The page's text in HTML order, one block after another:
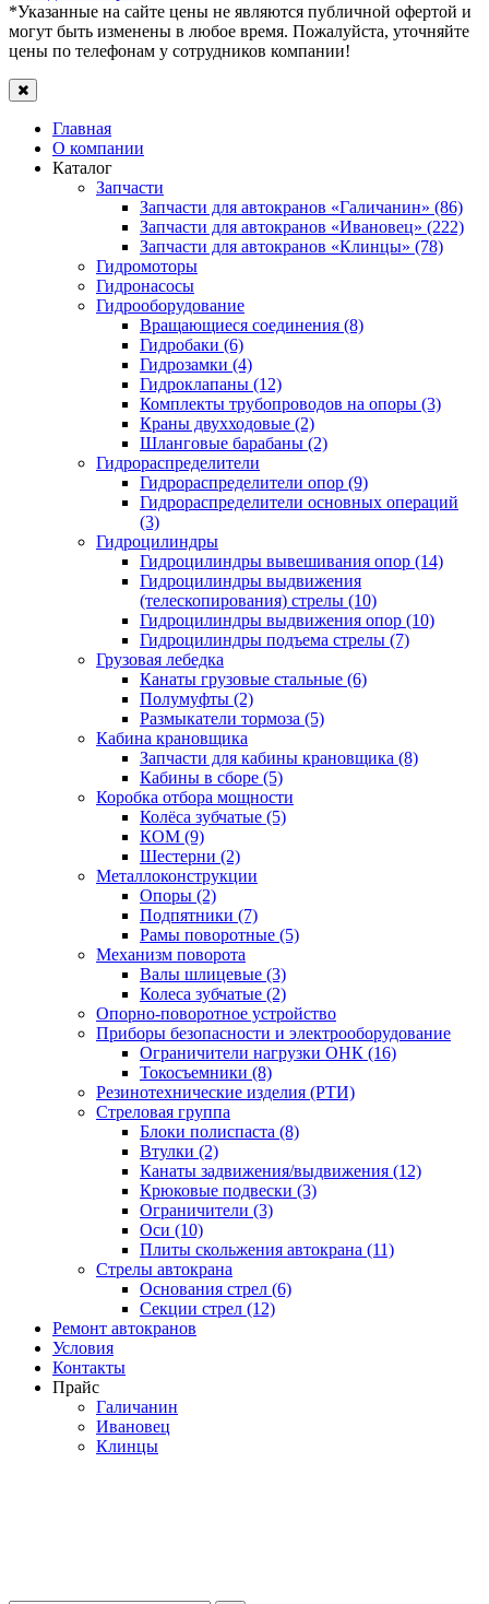
*Указанные на сайте цены не являются публичной офертой и
могут быть изменены в любое время. Пожалуйста, уточняйте
цены по телефонам у сотрудников компании!
Главная
О компании
Каталог
Запчасти
Запчасти для автокранов «Галичанин» (86)
Запчасти для автокранов «Ивановец» (222)
Запчасти для автокранов «Клинцы» (78)
Гидромоторы
Гидронасосы
Гидрооборудование
Вращающиеся соединения (8)
Гидробаки (6)
Гидрозамки (4)
Гидроклапаны (12)
Комплекты трубопроводов на опоры (3)
Краны двухходовые (2)
Шланговые барабаны (2)
Гидрораспределители
Гидрораспределители опор (9)
Гидрораспределители основных операций
(3)
Гидроцилиндры
Гидроцилиндры вывешивания опор (14)
Гидроцилиндры выдвижения
(телескопирования) стрелы (10)
Гидроцилиндры выдвижения опор (10)
Гидроцилиндры подъема стрелы (7)
Грузовая лебедка
Канаты грузовые стальные (6)
Полумуфты (2)
Размыкатели тормоза (5)
Кабина крановщика
Запчасти для кабины крановщика (8)
Кабины в сборе (5)
Коробка отбора мощности
Колёса зубчатые (5)
КОМ (9)
Шестерни (2)
Металлоконструкции
Опоры (2)
Подпятники (7)
Рамы поворотные (5)
Механизм поворота
Валы шлицевые (3)
Колеса зубчатые (2)
Опорно-поворотное устройство
Приборы безопасности и электрооборудование
Ограничители нагрузки ОНК (16)
Токосъемники (8)
Резинотехнические изделия (РТИ)
Стреловая группа
Блоки полиспаста (8)
Втулки (2)
Канаты задвижения/выдвижения (12)
Крюковые подвески (3)
Ограничители (3)
Оси (10)
Плиты скольжения автокрана (11)
Стрелы автокрана
Основания стрел (6)
Секции стрел (12)
Ремонт автокранов
Условия
Контакты
Прайс
Галичанин
Ивановец
Клинцы